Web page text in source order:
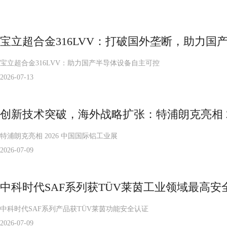
宝立超合金316LVV：打破国外垄断，助力国
宝立超合金316LVV：助力国产半导体设备自主可控
2026-07-13
创新技术突破，海外战略扩张：特浦朗克亮相
特浦朗克亮相 2026 中国国际铝工业展
2026-07-09
中科时代SAF系列获TÜV莱茵工业领域最高安
中科时代SAF系列产品获TÜV莱茵功能安全认证
2026-07-09